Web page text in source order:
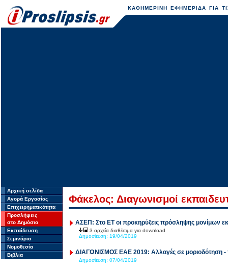
ΚΑΘΗΜΕΡΙΝΗ ΕΦΗΜΕΡΙΔΑ ΓΙΑ
Αρχική σελίδα
Αγορά Εργασίας
Επιχειρηματικότητα
Προσλήψεις
στο Δημόσιο
Εκπαίδευση
Σεμινάρια
Νομοθεσία
Βιβλία
Φάκελος: Διαγωνισμοί
ΑΣΕΠ: Στο ΕΤ οι προκηρύξεις πρόσληψης μονίμων
3 αρχεία διαθέσιμα για download
Δημοσίευση: 19/04/2019
ΔΙΑΓΩΝΙΣΜΟΣ ΕΑΕ 2019: Αλλαγές σε μοριοδότηση -
Δημοσίευση: 07/04/2019